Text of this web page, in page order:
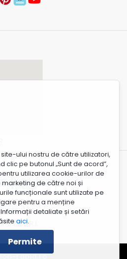
ului nostru de către utilizatori,
clic pe butonul „Sunt de acord”,
utilizarea cookie-urilor de
de către noi și
funcționale sunt utilizate pe
pentru a menține
detaliate și setări
aici.
Permite
S.R.L
rapid.ro